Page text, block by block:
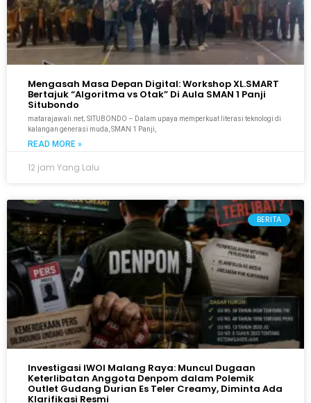
Mengasah Masa Depan Digital: Workshop XL.SMART
Bertajuk “Algoritma vs Otak” Di Aula SMAN 1 Panji
Situbondo
matarajawali.net; SITUBONDO – Dalam upaya memperkuat literasi teknologi di
kalangan generasi muda, SMAN 1 Panji,
READ MORE »
12 jam Yang Lalu
BERITA
Investigasi IWOI Malang Raya: Muncul Dugaan
Keterlibatan Anggota Denpom dalam Polemik
Outlet Gudang Durian Es Teler Creamy, Diminta Ada
Klarifikasi Resmi